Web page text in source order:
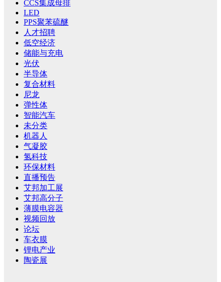
CCS集成母排
LED
PPS聚苯硫醚
人才招聘
低空经济
储能与充电
光伏
半导体
复合材料
尼龙
弹性体
智能汽车
未分类
机器人
气凝胶
氢科技
环保材料
直播预告
艾邦加工展
艾邦高分子
薄膜电容器
视频回放
论坛
车衣膜
锂电产业
陶瓷展